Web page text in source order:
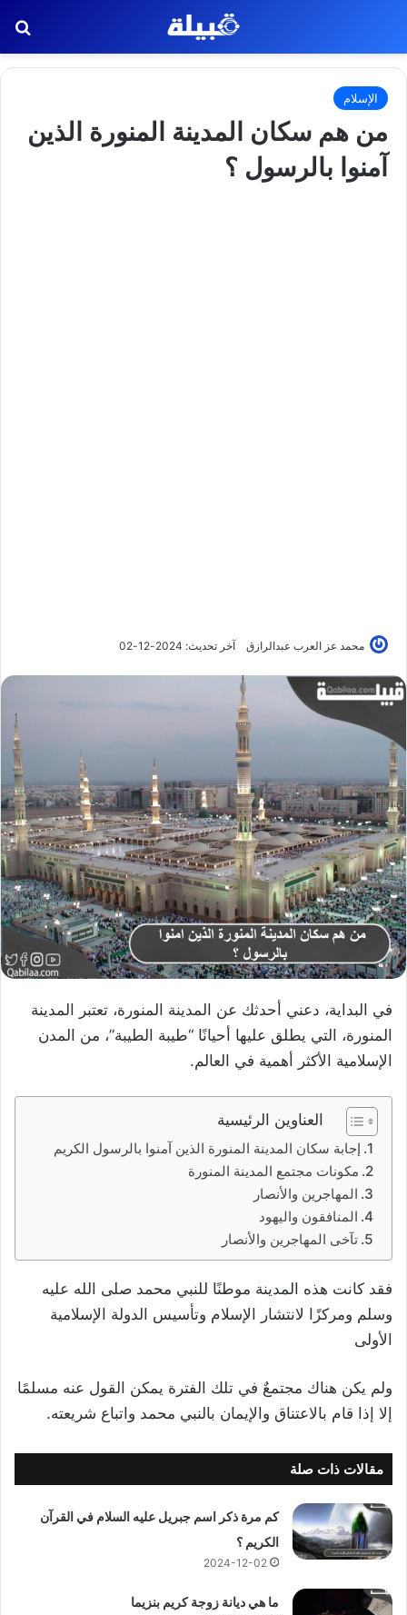
الإسلام
من هم سكان المدينة المنورة الذين
آمنوا بالرسول ؟
محمد عز العرب عبدالرازق آخر تحديث: 2024-12-02
في البداية، دعني أحدثك عن المدينة المنورة، تعتبر المدينة
المنورة، التي يطلق عليها أحيانًا “طيبة الطيبة”، من المدن
الإسلامية الأكثر أهمية في العالم.
العناوين الرئيسية
إجابة سكان المدينة المنورة الذين آمنوا بالرسول الكريم
مكونات مجتمع المدينة المنورة
المهاجرين والأنصار
المنافقون واليهود
تآخى المهاجرين والأنصار
فقد كانت هذه المدينة موطنًا للنبي محمد صلى الله عليه
وسلم ومركزًا لانتشار الإسلام وتأسيس الدولة الإسلامية
الأولى
ولم يكن هناك مجتمعٌ في تلك الفترة يمكن القول عنه مسلمًا
إلا إذا قام بالاعتناق والإيمان بالنبي محمد واتباع شريعته.
مقالات ذات صلة
كم مرة ذكر اسم جبريل عليه السلام في القرآن
الكريم ؟
2024-12-02
ما هي ديانة زوجة كريم بنزيما